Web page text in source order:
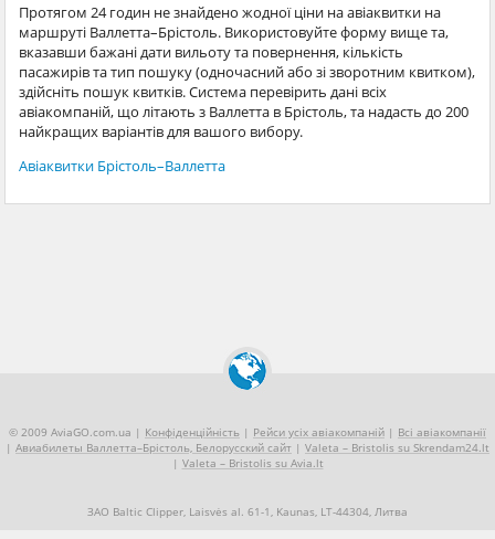
Протягом 24 годин не знайдено жодної ціни на авіаквитки на
маршруті Валлетта–Брістоль. Використовуйте форму вище та,
вказавши бажані дати вильоту та повернення, кількість
пасажирів та тип пошуку (одночасний або зі зворотним квитком),
здійсніть пошук квитків. Система перевірить дані всіх
авіакомпаній, що літають з Валлетта в Брістоль, та надасть до 200
найкращих варіантів для вашого вибору.
Авіаквитки Брістоль–Валлетта
© 2009 AviaGO.com.ua | Конфіденційність | Рейси усіх авіакомпаній | Всі авіакомпанії
| Авиабилеты Валлетта–Брістоль, Белорусский сайт | Valeta – Bristolis su Skrendam24.lt
| Valeta – Bristolis su Avia.lt
ЗАО Baltic Clipper, Laisvės al. 61-1, Kaunas, LT-44304, Литва